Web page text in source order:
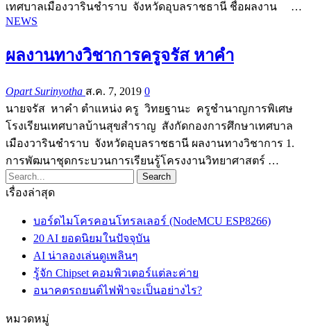
เทศบาลเมืองวารินชำราบ จังหวัดอุบลราชธานี ชื่อผลงาน …
NEWS
ผลงานทางวิชาการครูจรัส หาคำ
Opart Surinyotha ส.ค. 7, 2019 0
นายจรัส หาคำ ตำแหน่ง ครู วิทยฐานะ ครูชำนาญการพิเศษ
โรงเรียนเทศบาลบ้านสุขสำราญ สังกัดกองการศึกษาเทศบาล
เมืองวารินชำราบ จังหวัดอุบลราชธานี ผลงานทางวิชาการ 1.
การพัฒนาชุดกระบวนการเรียนรู้โครงงานวิทยาศาสตร์ …
เรื่องล่าสุด
บอร์ดไมโครคอนโทรลเลอร์ (NodeMCU ESP8266)
20 AI ยอดนิยมในปัจจุบัน
AI น่าลองเล่นดูเพลินๆ
รู้จัก Chipset คอมพิวเตอร์แต่ละค่าย
อนาคตรถยนต์ไฟฟ้าจะเป็นอย่างไร?
หมวดหมู่